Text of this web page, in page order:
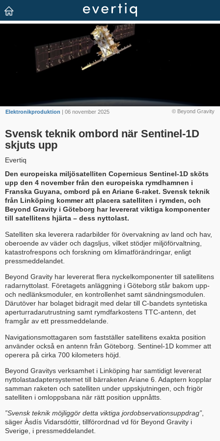
© Beyond Gravity
Elektronikproduktion | 06 november 2025
Svensk teknik ombord när Sentinel-1D
skjuts upp
Evertiq
Den europeiska miljösatelliten Copernicus Sentinel-1D sköts
upp den 4 november från den europeiska rymdhamnen i
Franska Guyana, ombord på en Ariane 6-raket. Svensk teknik
från Linköping kommer att placera satelliten i rymden, och
Beyond Gravity i Göteborg har levererat viktiga komponenter
till satellitens hjärta – dess nyttolast.
Satelliten ska leverera radarbilder för övervakning av land och hav,
oberoende av väder och dagsljus, vilket stödjer miljöförvaltning,
katastrofrespons och forskning om klimatförändringar, enligt
pressmeddelandet.
Beyond Gravity har levererat flera nyckelkomponenter till satellitens
radarnyttolast. Företagets anläggning i Göteborg står bakom upp-
och nedlänksmoduler, en kontrollenhet samt sändningsmodulen.
Därutöver har bolaget bidragit med delar till C-bandets syntetiska
aperturradarutrustning samt rymdfarkostens TTC-antenn, det
framgår av ett pressmeddelande.
Navigationsmottagaren som fastställer satellitens exakta position
använder också en antenn från Göteborg. Sentinel-1D kommer att
operera på cirka 700 kilometers höjd.
Beyond Gravitys verksamhet i Linköping har samtidigt levererat
nyttolastadaptersystemet till bärraketen Ariane 6. Adaptern kopplar
samman raketen och satelliten under uppskjutningen, och frigör
satelliten i omloppsbana när rätt position uppnåtts.
”Svensk teknik möjliggör detta viktiga jordobservationsuppdrag”,
säger Àsdís Vidarsdóttir, tillförordnad vd för Beyond Gravity i
Sverige, i pressmeddelandet.